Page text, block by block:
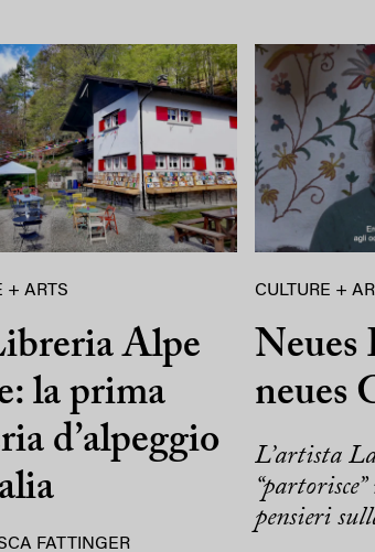
+ ARTS
Alpe
la prima
d’alpeggio
FATTINGER
CULTURE +
Neues
neues
L’artista
pensieri